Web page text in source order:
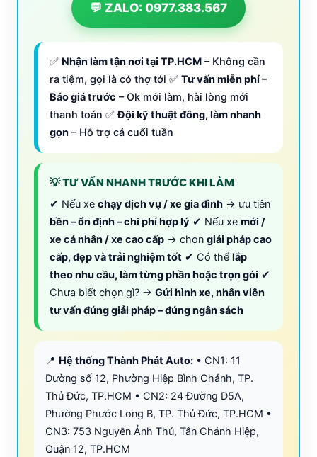
💬 ZALO: 0977.383.567
✅ Nhận làm tận nơi tại TP.HCM – Không cần
ra tiệm, gọi là có thợ tới ✅ Tư vấn miễn phí –
Báo giá trước – Ok mới làm, hài lòng mới
thanh toán ✅Đội kỹ thuật đông, làm nhanh
gọn – Hỗ trợ cả cuối tuần
💡 TƯ VẤN NHANH TRƯỚC KHI LÀM
✔ Nếu xe chạy dịch vụ / xe gia đình → ưu tiên
bền – ổn định – chi phí hợp lý ✔ Nếu xe mới /
xe cá nhân / xe cao cấp → chọn giải pháp cao
cấp, đẹp và trải nghiệm tốt ✔ Có thể lắp
theo nhu cầu, làm từng phần hoặc trọn gói ✔
Chưa biết chọn gì? → Gửi hình xe, nhân viên
tư vấn đúng giải pháp – đúng ngân sách
📍 Hệ thống Thành Phát Auto: • CN1: 11
Đường số 12, Phường Hiệp Bình Chánh, TP.
Thủ Đức, TP.HCM • CN2: 24 Đường D5A,
Phường Phước Long B, TP. Thủ Đức, TP.HCM •
CN3: 753 Nguyễn Ảnh Thủ, Tân Chánh Hiệp,
Quận 12, TP.HCM